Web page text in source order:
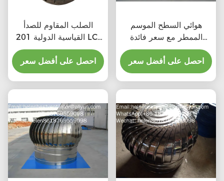
الصلب المقاوم للصدأ
القياسية الدولية 201 LC-
BEST 500mm حجم
التوربينات الهوائية التي
تدفعها الرياح للطابق التهوية
احصل على أفضل سعر
هوائي السطح الموسم
الممطر مع سعر فائدة
المواد
احصل على أفضل سعر